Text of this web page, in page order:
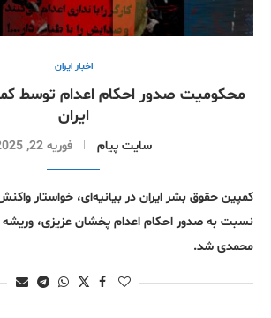
اخبار ایران
محکومیت صدور احکام اعدام توسط
ایران
سایت پیام فوریه 22, 2025
کمپین حقوق بشر ایران در بیانیه‌ای، خواستار
نسبت به صدور احکام اعدام پخشان عزیزی، وریشه
محمدی شد.